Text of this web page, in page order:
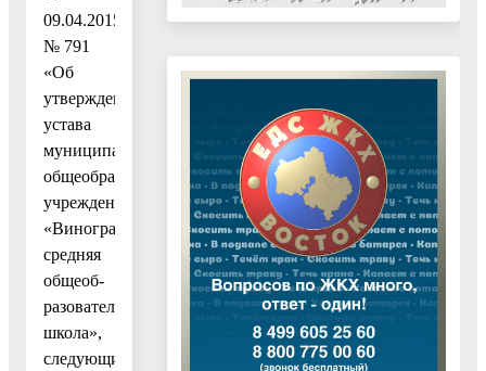
09.04.2015
№ 791
«Об
утверждении
устава
муниципального
общеобразовательного
учреждения
«Виноградовская
средняя
общеоб-
разовательная
школа»,
следующие